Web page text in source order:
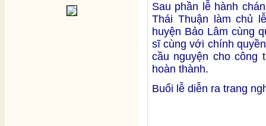
Sau phần lễ hành
Thái Thuận làm chủ
huyện Bảo Lâm cùng
sĩ cùng với chính
cầu nguyện cho công
hoàn thành.
Buổi lễ diễn ra trang